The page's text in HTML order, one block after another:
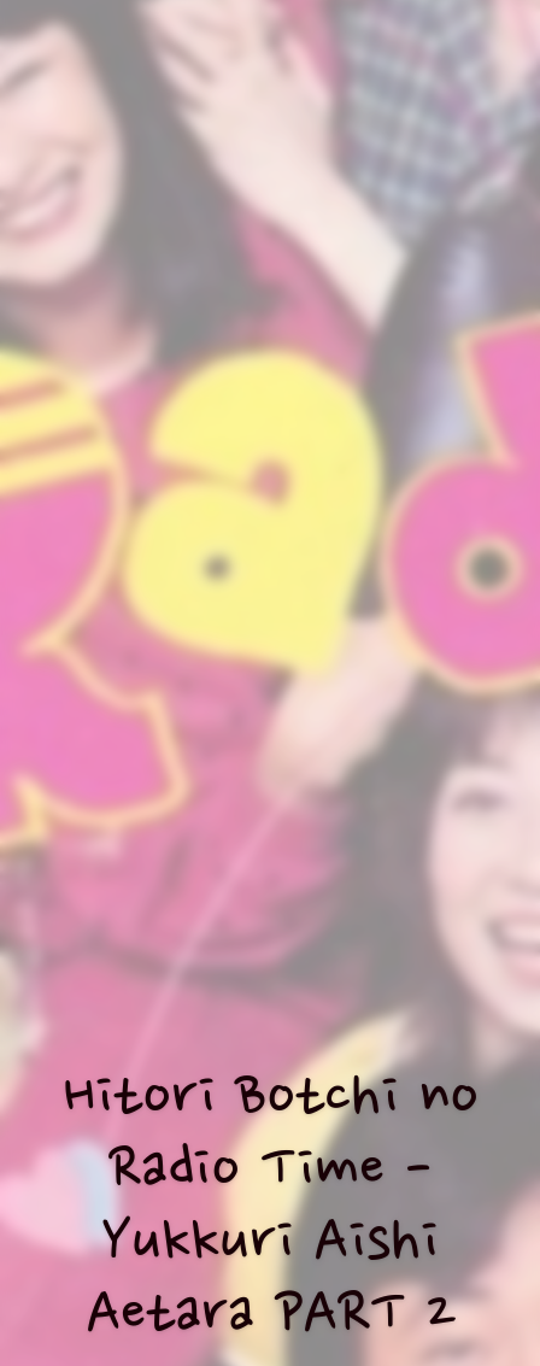
Hitori Botchi no
Radio Time -
Yukkuri Aishi
Aetara PART 2